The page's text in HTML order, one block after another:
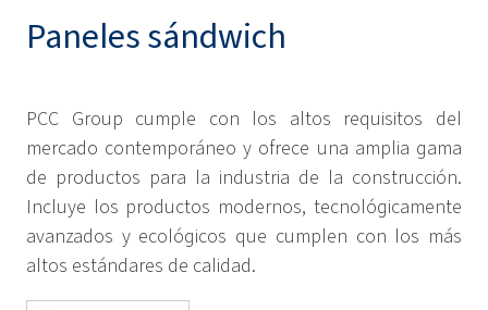
Paneles sándwich
PCC Group cumple con los altos requisitos del
mercado contemporáneo y ofrece una amplia gama
de productos para la industria de la construcción.
Incluye los productos modernos, tecnológicamente
avanzados y ecológicos que cumplen con los más
altos estándares de calidad.